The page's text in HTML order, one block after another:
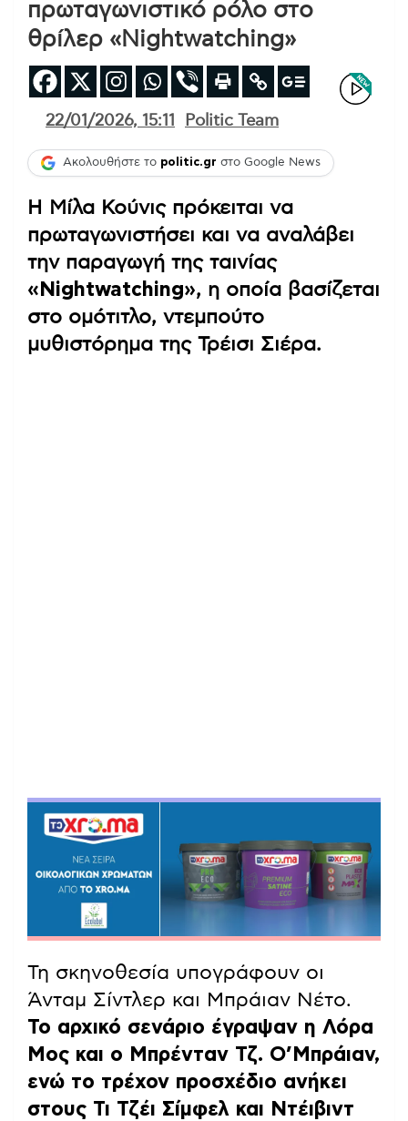
πρωταγωνιστικό ρόλο στο
θρίλερ «Nightwatching»
22/01/2026, 15:11 Politic Team
Ακολουθήστε το politic.gr στο Google News
Η Μίλα Κούνις πρόκειται να
πρωταγωνιστήσει και να αναλάβει
την παραγωγή της ταινίας
«Nightwatching», η οποία βασίζεται
στο ομότιτλο, ντεμπούτο
μυθιστόρημα της Τρέισι Σιέρα.
Τη σκηνοθεσία υπογράφουν οι
Άνταμ Σίντλερ και Μπράιαν Νέτο.
Το αρχικό σενάριο έγραψαν η Λόρα
Μος και ο Μπρένταν Τζ. Ο’Μπράιαν,
ενώ το τρέχον προσχέδιο ανήκει
στους Τι Τζέι Σίμφελ και Ντέιβιντ